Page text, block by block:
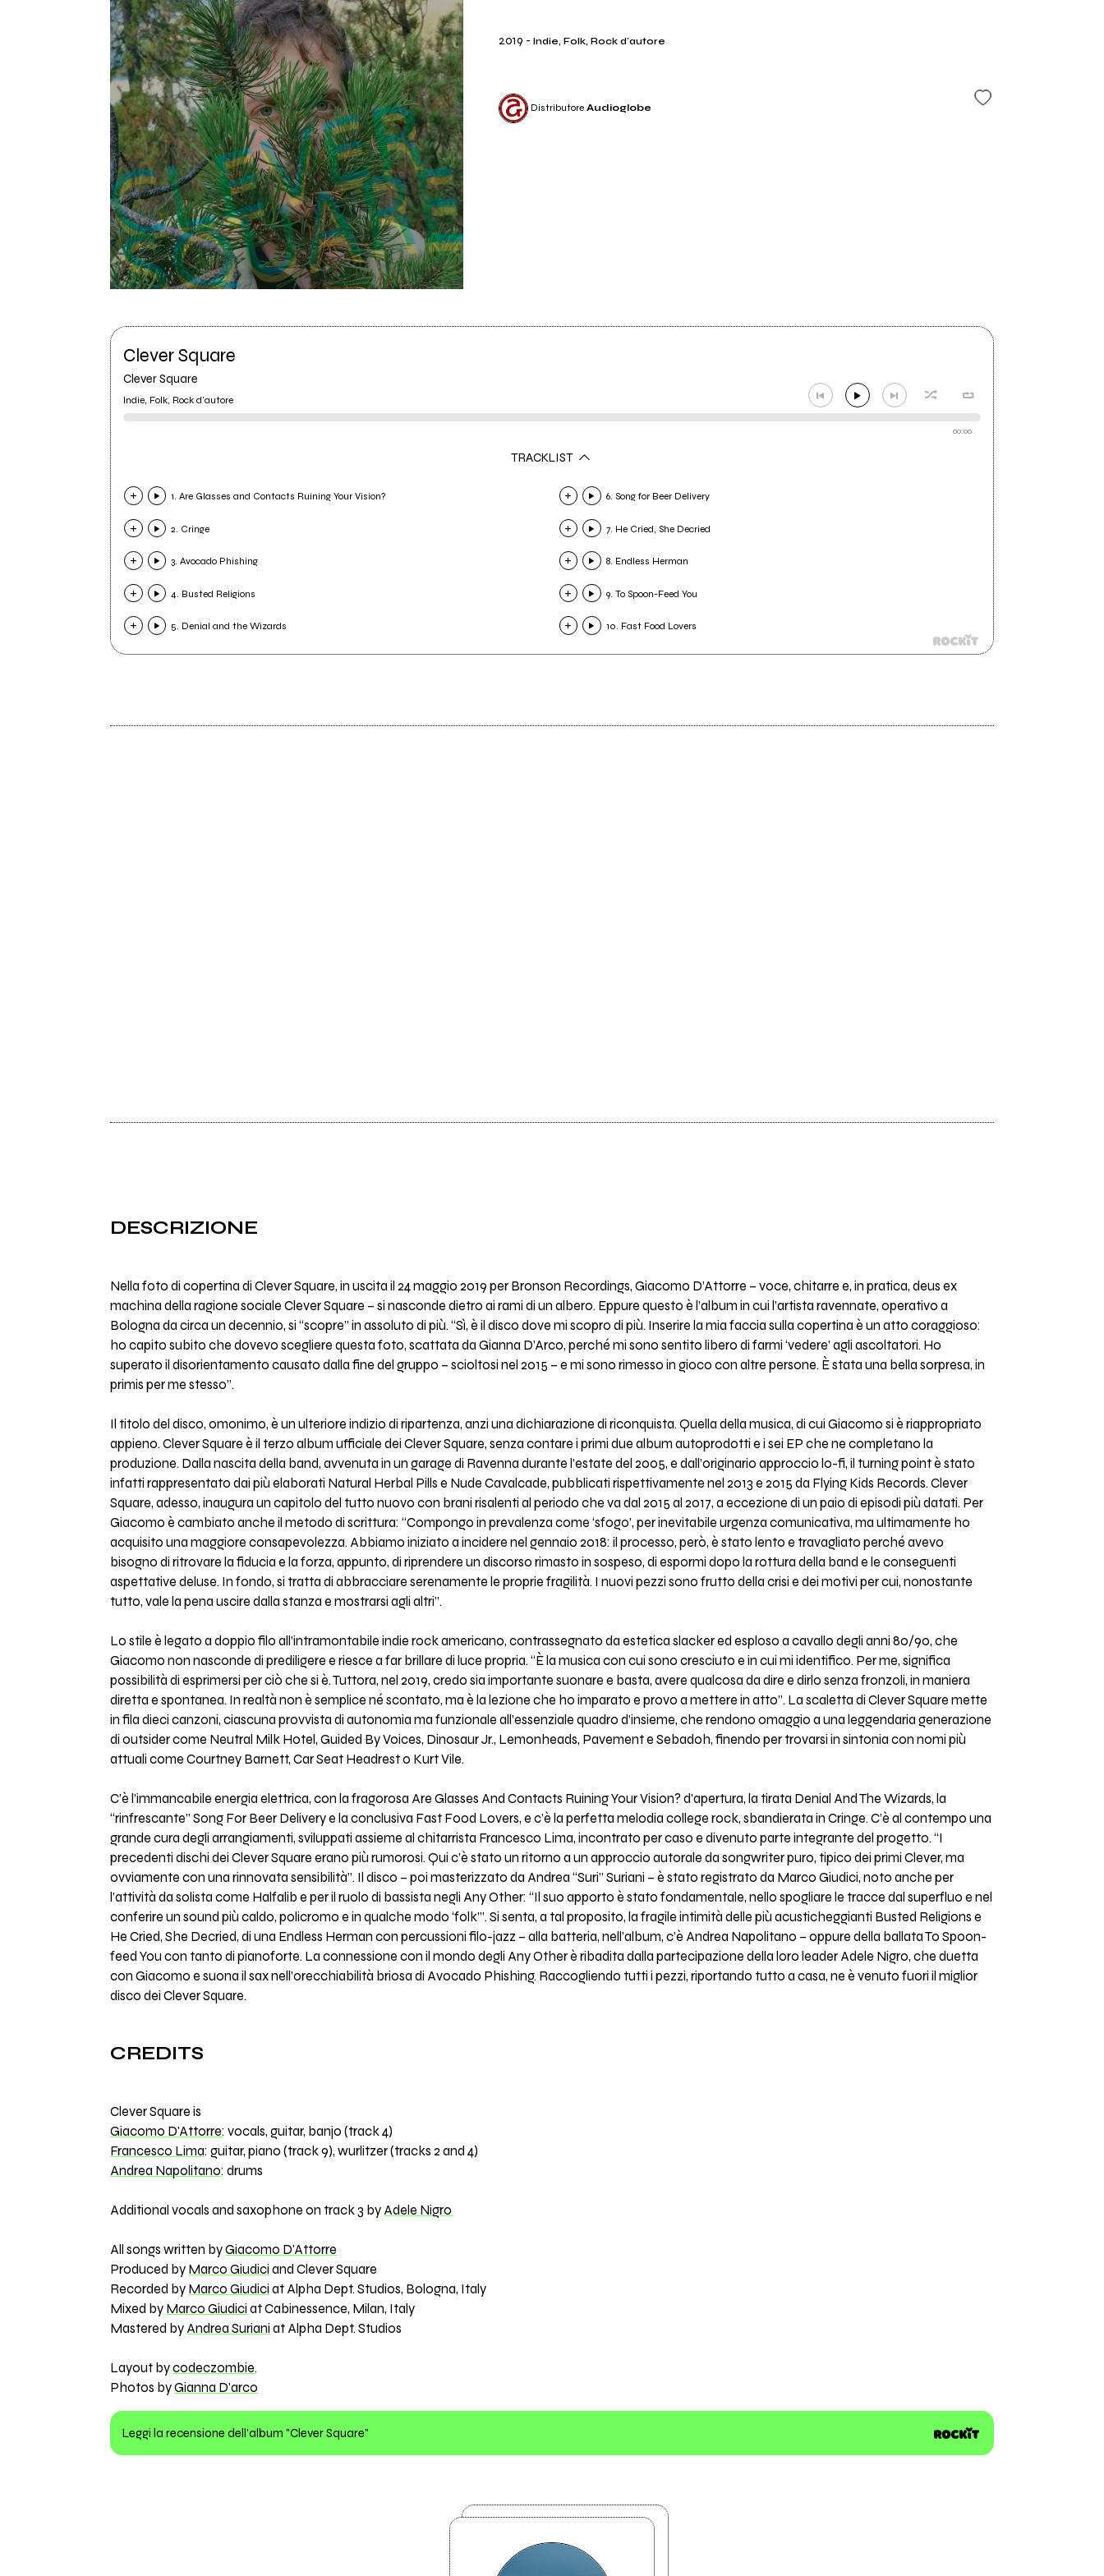
2019 -Indie, Folk, Rock d'autore
Distributore Audioglobe
Clever Square
Clever Square
Indie, Folk, Rock d'autore
00:00
TRACKLIST
1. Are Glasses and Contacts Ruining Your Vision?
2. Cringe
3. Avocado Phishing
4. Busted Religions
5. Denial and the Wizards
6. Song for Beer Delivery
7. He Cried, She Decried
8. Endless Herman
9. To Spoon-Feed You
10. Fast Food Lovers
DESCRIZIONE
Nella foto di copertina di Clever Square, in uscita il 24 maggio 2019 per Bronson Recordings, Giacomo D’Attorre – voce, chitarre e, in pratica, deus ex
machina della ragione sociale Clever Square – si nasconde dietro ai rami di un albero. Eppure questo è l’album in cui l’artista ravennate, operativo a
Bologna da circa un decennio, si “scopre” in assoluto di più. “Sì, è il disco dove mi scopro di più. Inserire la mia faccia sulla copertina è un atto coraggioso:
ho capito subito che dovevo scegliere questa foto, scattata da Gianna D’Arco, perché mi sono sentito libero di farmi ‘vedere’ agli ascoltatori. Ho
superato il disorientamento causato dalla fine del gruppo – scioltosi nel 2015 – e mi sono rimesso in gioco con altre persone. È stata una bella sorpresa, in
primis per me stesso”.
Il titolo del disco, omonimo, è un ulteriore indizio di ripartenza, anzi una dichiarazione di riconquista. Quella della musica, di cui Giacomo si è riappropriato
appieno. Clever Square è il terzo album ufficiale dei Clever Square, senza contare i primi due album autoprodotti e i sei EP che ne completano la
produzione. Dalla nascita della band, avvenuta in un garage di Ravenna durante l’estate del 2005, e dall’originario approccio lo-fi, il turning point è stato
infatti rappresentato dai più elaborati Natural Herbal Pills e Nude Cavalcade, pubblicati rispettivamente nel 2013 e 2015 da Flying Kids Records. Clever
Square, adesso, inaugura un capitolo del tutto nuovo con brani risalenti al periodo che va dal 2015 al 2017, a eccezione di un paio di episodi più datati. Per
Giacomo è cambiato anche il metodo di scrittura: “Compongo in prevalenza come ‘sfogo’, per inevitabile urgenza comunicativa, ma ultimamente ho
acquisito una maggiore consapevolezza. Abbiamo iniziato a incidere nel gennaio 2018: il processo, però, è stato lento e travagliato perché avevo
bisogno di ritrovare la fiducia e la forza, appunto, di riprendere un discorso rimasto in sospeso, di espormi dopo la rottura della band e le conseguenti
aspettative deluse. In fondo, si tratta di abbracciare serenamente le proprie fragilità. I nuovi pezzi sono frutto della crisi e dei motivi per cui, nonostante
tutto, vale la pena uscire dalla stanza e mostrarsi agli altri”.
Lo stile è legato a doppio filo all’intramontabile indie rock americano, contrassegnato da estetica slacker ed esploso a cavallo degli anni 80/90, che
Giacomo non nasconde di prediligere e riesce a far brillare di luce propria. “È la musica con cui sono cresciuto e in cui mi identifico. Per me, significa
possibilità di esprimersi per ciò che si è. Tuttora, nel 2019, credo sia importante suonare e basta, avere qualcosa da dire e dirlo senza fronzoli, in maniera
diretta e spontanea. In realtà non è semplice né scontato, ma è la lezione che ho imparato e provo a mettere in atto”. La scaletta di Clever Square mette
in fila dieci canzoni, ciascuna provvista di autonomia ma funzionale all’essenziale quadro d’insieme, che rendono omaggio a una leggendaria generazione
di outsider come Neutral Milk Hotel, Guided By Voices, Dinosaur Jr., Lemonheads, Pavement e Sebadoh, finendo per trovarsi in sintonia con nomi più
attuali come Courtney Barnett, Car Seat Headrest o Kurt Vile.
C’è l’immancabile energia elettrica, con la fragorosa Are Glasses And Contacts Ruining Your Vision? d’apertura, la tirata Denial And The Wizards, la
“rinfrescante” Song For Beer Delivery e la conclusiva Fast Food Lovers, e c’è la perfetta melodia college rock, sbandierata in Cringe. C’è al contempo una
grande cura degli arrangiamenti, sviluppati assieme al chitarrista Francesco Lima, incontrato per caso e divenuto parte integrante del progetto. “I
precedenti dischi dei Clever Square erano più rumorosi. Qui c’è stato un ritorno a un approccio autorale da songwriter puro, tipico dei primi Clever, ma
ovviamente con una rinnovata sensibilità”. Il disco – poi masterizzato da Andrea “Suri” Suriani – è stato registrato da Marco Giudici, noto anche per
l’attività da solista come Halfalib e per il ruolo di bassista negli Any Other: “Il suo apporto è stato fondamentale, nello spogliare le tracce dal superfluo e nel
conferire un sound più caldo, policromo e in qualche modo ‘folk’”. Si senta, a tal proposito, la fragile intimità delle più acusticheggianti Busted Religions e
He Cried, She Decried, di una Endless Herman con percussioni filo-jazz – alla batteria, nell’album, c’è Andrea Napolitano – oppure della ballata To Spoon-
feed You con tanto di pianoforte. La connessione con il mondo degli Any Other è ribadita dalla partecipazione della loro leader Adele Nigro, che duetta
con Giacomo e suona il sax nell’orecchiabilità briosa di Avocado Phishing. Raccogliendo tutti i pezzi, riportando tutto a casa, ne è venuto fuori il miglior
disco dei Clever Square.
CREDITS
Clever Square is
Giacomo D'Attorre: vocals, guitar, banjo (track 4)
Francesco Lima: guitar, piano (track 9), wurlitzer (tracks 2 and 4)
Andrea Napolitano: drums
Additional vocals and saxophone on track 3 by Adele Nigro
All songs written byGiacomo D'Attorre
Produced by Marco Giudici and Clever Square
Recorded by Marco Giudici at Alpha Dept. Studios, Bologna, Italy
Mixed by Marco Giudici at Cabinessence, Milan, Italy
Mastered by Andrea Suriani at Alpha Dept. Studios
Layout bycodeczombie.
Photos byGianna D'arco
Leggi la recensione dell'album "Clever Square"